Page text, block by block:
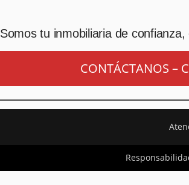
Somos tu inmobiliaria de
CONTÁCTANOS –